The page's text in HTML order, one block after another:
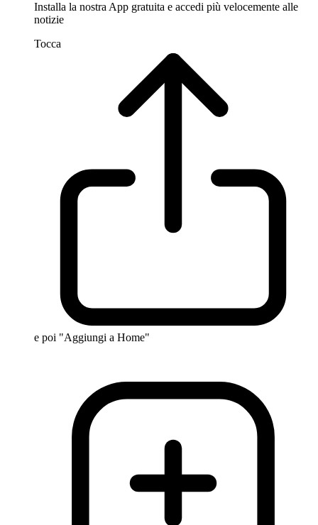
Installa la nostra App gratuita e accedi più velocemente alle
notizie
Tocca
e poi "Aggiungi a Home"